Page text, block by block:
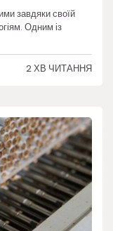
завдяки своїй
Одним із
2 ХВ ЧИТАННЯ